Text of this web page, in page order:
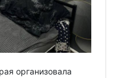
организовала